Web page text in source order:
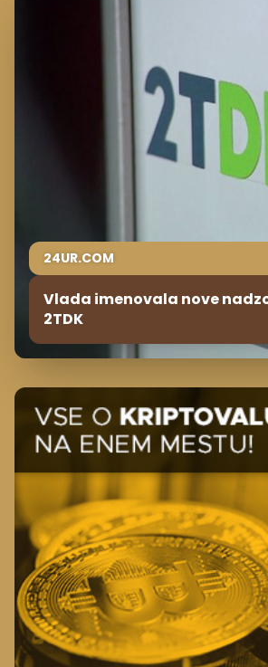
24UR.COM
Vlada imenovala nove
2TDK